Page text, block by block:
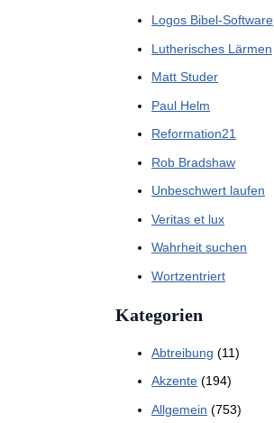
Logos Bibel-Software
Lutherisches Lärmen
Matt Studer
Paul Helm
Reformation21
Rob Bradshaw
Unbeschwert laufen
Veritas et lux
Wahrheit suchen
Wortzentriert
Kategorien
Abtreibung (11)
Akzente (194)
Allgemein (753)